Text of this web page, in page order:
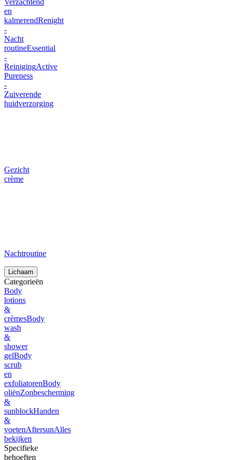
Verzachtend
en
kalmerendRenight
-
Nacht
routineEssential
-
ReinigingActive
Pureness
-
Zuiverende
huidverzorging
Gezicht
crème
Nachtroutine
Lichaam
Categorieën
Body
lotions
&
crèmesBody
wash
&
shower
gelBody
scrub
en
exfoliatorenBody
oliënZonbescherming
&
sunblockHanden
&
voetenAftersunAlles
bekijken
Specifieke
behoeften